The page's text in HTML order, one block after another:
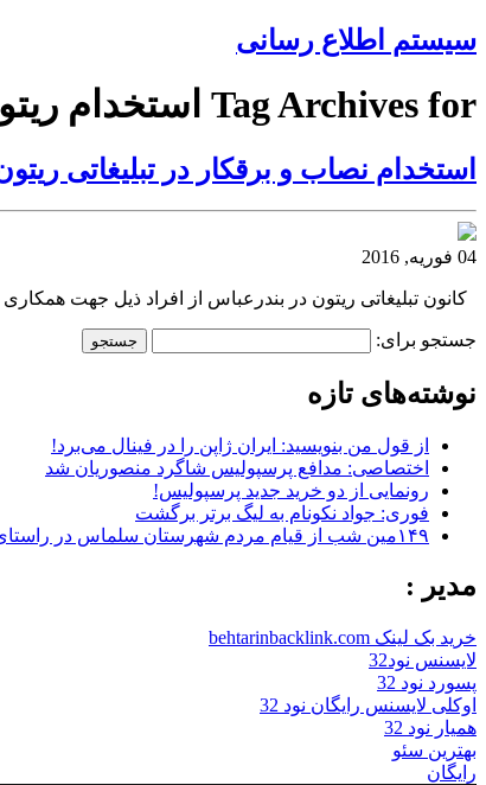
سیستم اطلاع رسانی
Tag Archives for استخدام ریتون
استخدام نصاب و برقکار در تبلیغاتی
04 فوریه, 2016
کانون تبلیغاتی ریتون در بندرعباس از افراد ذیل جهت همکاری
جستجو برای:
نوشته‌های تازه
از قول من بنویسید: ایران ژاپن را در فینال می‌برد!
اختصاصی: مدافع پرسپولیس شاگرد منصوریان شد
رونمایی از دو خرید جدید پرسپولیس!
فوری: جواد نکونام به لیگ برتر برگشت
۱۴۹مین شب از قیام مردم شهرستان سلماس در راستای خونخواهی رهبر شهید + تصاویر
مدیر :
خرید بک لینک behtarinbacklink.com
لایسنس نود32
پسورد نود 32
اوکلی لایسنس رایگان نود 32
همیار نود 32
بهترین سئو
رایگان